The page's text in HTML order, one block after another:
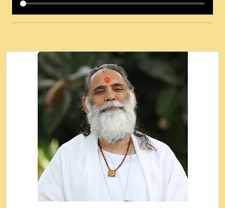
कई पकड क मर हथ र मह वदवन पहच दय! मह जन
Ki - Krishna Bhajan - New Bhajan 2020
#Ishwar Bhakti.mp3
जब से गीता ज्ञान पाया मैं बड़ी मस्ती में हूँ । 2018 -
Rishikesh - Ratan Ji Rasik.mp3
तन हल दल द सनव मड उतत सर रख क, नल रव त
गल लग जव त सर उतत हथ रख द!.mp3
तू कर प्रीतम से प्रीत, यूहीं दिन बीतते जाते हैं ।
2018 - Rishikesh - Swami Gyananand Ji
Maharaj.mp3
न म गवद गपल गद फर, पयर महन न रझद फर! shri